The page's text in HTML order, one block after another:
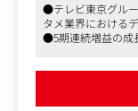
イースト駅前ク
セプトとしてい
察も対応してお
やすい環境を整
また費用はお薬
【具体的な業務
以下の領域にお
します。
・『TVer』にお
●テレビ東京グル
タメ業界における
●5期連続増益の成
的に課題解決に取